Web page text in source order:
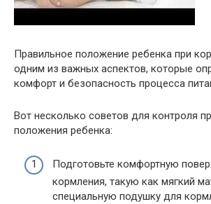
Правильное положение ребенка при
одним из важных аспектов, которые
комфорт и безопасность процесса
Вот несколько советов для контроля
положения ребенка:
Подготовьте комфортную
кормления, такую как мягкий
специальную подушку для